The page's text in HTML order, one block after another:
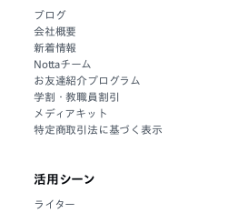
ブログ
会社概要
新着情報
Nottaチーム
お友達紹介プログラム
学割・教職員割引
メディアキット
特定商取引法に基づく表示
活用シーン
ライター